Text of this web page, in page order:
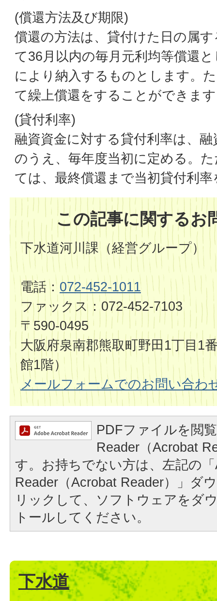
(償還方法及び期限)
償還の方法は、貸付けた日の属
て36月以内の毎月元利均等償還
により納入するものとします。
て繰上償還をすることができま
(貸付利率)
融資資金に対する貸付利率は、
のうえ、毎年度当初に定める。
ては、最終償還まで当初貸付利
この記事に関するお
下水道河川課（経営グループ）
電話： 072-452-1011
ファックス：072-452-7103
〒590-0495
大阪府泉南郡熊取町野田1丁目1
館1階）
メールフォームでのお問い合わ
PDFファイルを閲
Reader（Acrobat
す。お持ちでない方は、左記の
Reader（Acrobat Reader）」ダ
リックして、ソフトウェアをダ
トールしてください。
下水道